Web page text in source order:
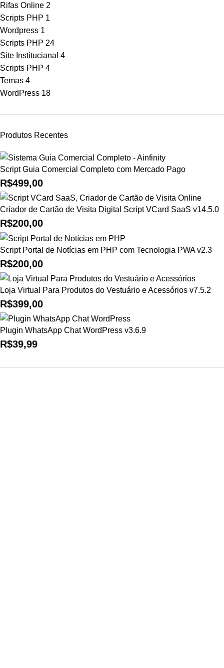
Rifas Online 2
Scripts PHP 1
Wordpress 1
Scripts PHP 24
Site Institucianal 4
Scripts PHP 4
Temas 4
WordPress 18
Produtos Recentes
Script Guia Comercial Completo com Mercado Pago
R$499,00
Criador de Cartão de Visita Digital Script VCard SaaS v14.5.0
R$200,00
Script Portal de Notícias em PHP com Tecnologia PWA v2.3
R$200,00
Loja Virtual Para Produtos do Vestuário e Acessórios v7.5.2
R$399,00
Plugin WhatsApp Chat WordPress v3.6.9
R$39,99